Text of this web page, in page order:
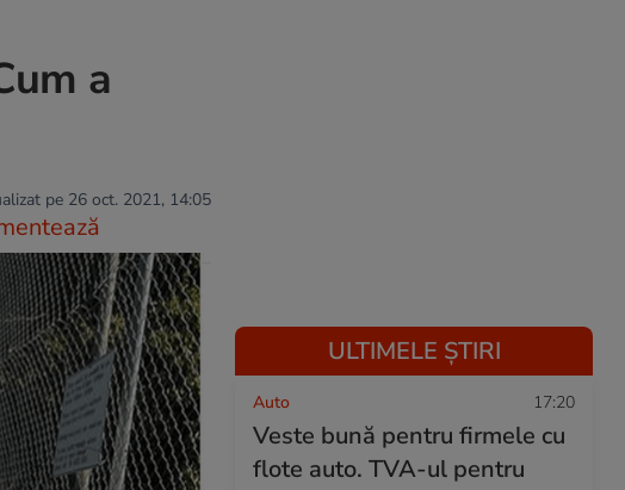
a
pe 26 oct. 2021, 14:05
ULTIMELE ȘTIRI
Auto 17:20
Veste bună pentru firmele cu
flote auto. TVA-ul pentru